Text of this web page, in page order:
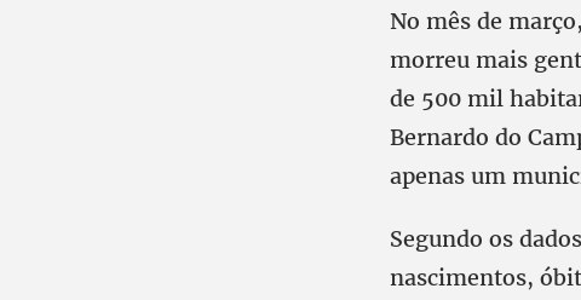
No mês de
morreu mais
de 500 mil
Bernardo do
apenas um
Segundo os
nascimentos,